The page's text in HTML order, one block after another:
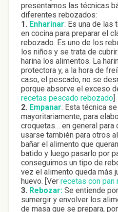
presentamos las técnicas
diferentes rebozados:
1. Enharinar: Es una de las
en cocina para preparar el
rebozado. Es uno de los
los niños y se trata de
harina los alimentos. La
protectora y, a la hora de
caso, el pescado, no se
porque absorve el exceso
recetas pescado rebozado]
2. Empanar: Esta técnica
mayoritariamente, para
croquetas… en general para
usarse también para otros
bañar el alimento que
batido y luego pasarlo por
conseguimos un tipo de
vez el alimento queda más
huevo. [Ver recetas con pan
3. Rebozar: Se entiende
sumergir y envolver los
de masa que se prepara,